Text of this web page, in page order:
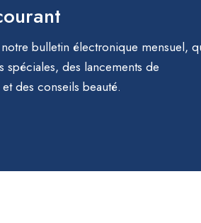
notre bulletin électronique mensuel,
spéciales, des lancements de
des conseils beauté.